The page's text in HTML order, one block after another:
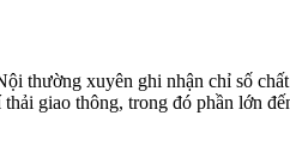
thường xuyên ghi nhận chỉ số
giao thông, trong đó phần lớn